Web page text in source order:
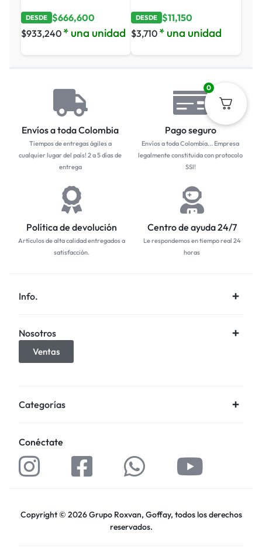
DESDE $666,600
$933,240 * una unidad
DESDE $11,150
$3,710 * una unidad
Envíos a toda Colombia
Tiempos de entregas ágiles a
cualquier lugar del país! 2 a 5 días de
entrega
Pago seguro
Envíos a toda Colombia... Empresa
legalmente constituida con protocolo
SSl!
Política de devolución
Artículos de alta calidad entregados a
satisfacción.
Centro de ayuda 24/7
Le respondemos en tiempo real 24
horas
Info.
Nosotros
Ventas
Categorías
Conéctate
Copyright © 2026 Grupo Roxvan, Goffay, todos los derechos
reservados.
0